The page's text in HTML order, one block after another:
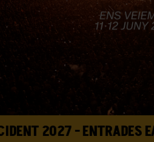
2027 - ENTRADES